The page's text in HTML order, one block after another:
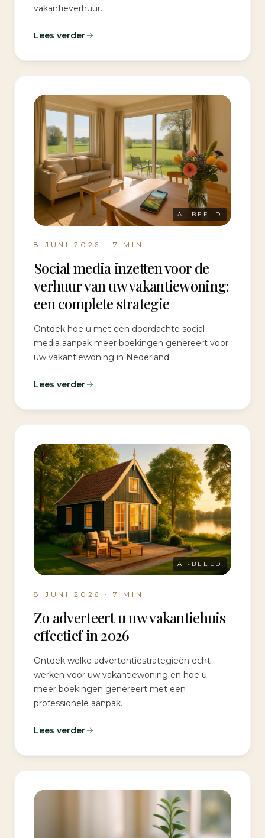
vakantieverhuur.
Lees verder
AI-BEELD
8 JUNI 2026 · 7 MIN
Social media inzetten voor de
verhuur van uw vakantiewoning:
een complete strategie
Ontdek hoe u met een doordachte social
media aanpak meer boekingen genereert voor
uw vakantiewoning in Nederland.
Lees verder
AI-BEELD
8 JUNI 2026 · 7 MIN
Zo adverteert u uw vakantiehuis
effectief in 2026
Ontdek welke advertentiestrategieën echt
werken voor uw vakantiewoning en hoe u
meer boekingen genereert met een
professionele aanpak.
Lees verder